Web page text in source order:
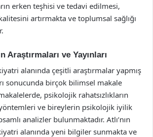
erken teşhisi ve tedavi edilmesi,
artırmakta ve toplumsal sağlığı
Araştırmaları ve Yayınları
alanında çeşitli araştırmalar yapmış
sonucunda birçok bilimsel makale
psikolojik rahatsızlıkların
ve bireylerin psikolojik iyilik
analizler bulunmaktadır. Atlı’nın
alanında yeni bilgiler sunmakta ve